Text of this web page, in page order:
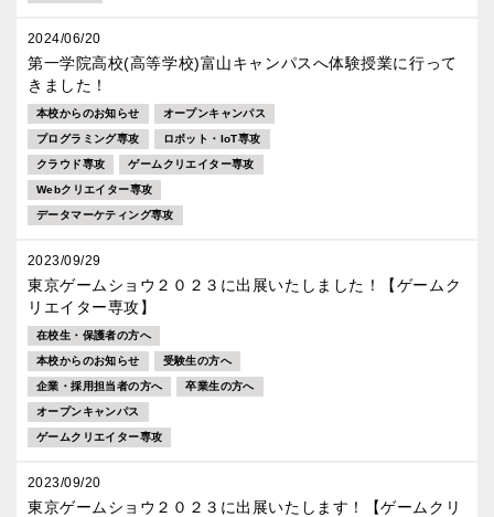
2024/06/20
第一学院高校(高等学校)富山キャンパスへ体験授業に行って
きました！
本校からのお知らせ オープンキャンパス
プログラミング専攻 ロボット・IoT専攻
クラウド専攻 ゲームクリエイター専攻
Webクリエイター専攻
データマーケティング専攻
2023/09/29
東京ゲームショウ２０２３に出展いたしました！【ゲームク
リエイター専攻】
在校生・保護者の方へ
本校からのお知らせ 受験生の方へ
企業・採用担当者の方へ 卒業生の方へ
オープンキャンパス
ゲームクリエイター専攻
2023/09/20
東京ゲームショウ２０２３に出展いたします！【ゲームクリ